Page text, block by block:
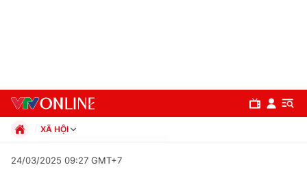
XÃ HỘI
Xã hội
24/03/2025 09:27 GMT+7